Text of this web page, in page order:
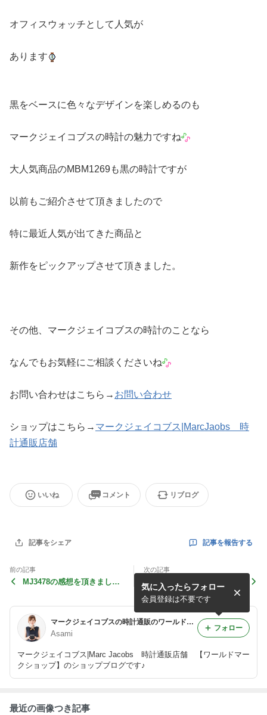
オフィスウォッチとして人気が
あります
黒をベースに色々なデザインを楽しめるのも
マークジェイコブスの時計の魅力ですね
大人気商品のMBM1269も黒の時計ですが
以前もご紹介させて頂きましたので
特に最近人気が出てきた商品と
新作をピックアップさせて頂きました。
その他、マークジェイコブスの時計のことなら
なんでもお気軽にご相談くださいね
お問い合わせはこちら→ お問い合わせ
ショップはこちら→ マークジェイコブス|MarcJaobs 時
計通販店舗
いいね コメント リブログ
記事をシェア 記事を報告する
前の記事
MJ3478の感想を頂きまし
次の記事
MJ3478の売れ行きが凄すぎ
る！
マークジェイコブスの時計通販のワールドマークショップの店主ブログ
Asami
マークジェイコブス|Marc Jacobs 時計通販店舗 【ワールドマー
クショップ】のショップブログです♪
気に入ったらフォロー
会員登録は不要です
フォロー
最近の画像つき記事